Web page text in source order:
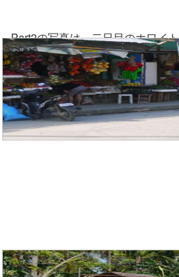
Part2の写真は、二日目のホワイ
高台から遠くに見ながら、ホワ
から徒歩１５分程度のアニヌア
です。とても綺麗なホワイトサ
チです。時々、地元も子供たち
んだりしています。